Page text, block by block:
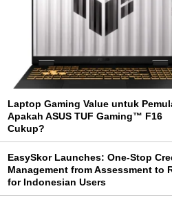
Laptop Gaming Value untuk
Apakah ASUS TUF Gaming™ F16
Cukup?
EasySkor Launches: One-Stop
Management from Assessment to
for Indonesian Users